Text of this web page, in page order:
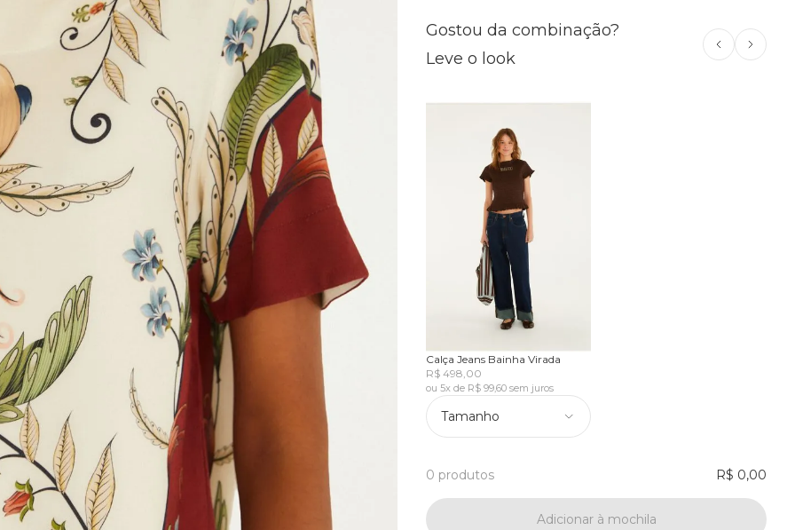
Gostou da combinação?
Leve o look
Calça Jeans Bainha Virada
R$ 498,00
ou 5x de R$ 99,60 sem juros
Tamanho
0 produtos R$ 0,00
Adicionar à mochila